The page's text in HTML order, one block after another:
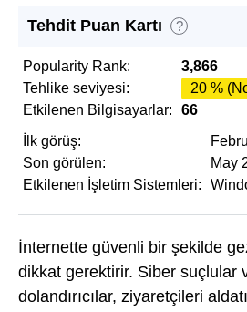
Tehdit Puan Kartı ?
Popularity Rank:
3,866
Tehlike seviyesi:
20 %
Etkilenen Bilgisayarlar:
66
İlk görüş:
Son görülen:
May
Etkilenen İşletim Sistemleri:
İnternette güvenli bir şekilde
dikkat gerektirir. Siber suçlular
dolandırıcılar, ziyaretçileri